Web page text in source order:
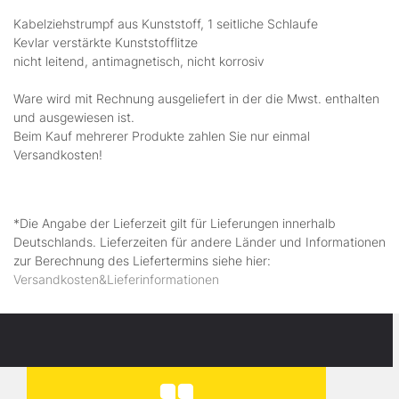
Kabelziehstrumpf aus Kunststoff, 1 seitliche Schlaufe
Kevlar verstärkte Kunststofflitze
nicht leitend, antimagnetisch, nicht korrosiv
Ware wird mit Rechnung ausgeliefert in der die Mwst. enthalten
und ausgewiesen ist.
Beim Kauf mehrerer Produkte zahlen Sie nur einmal
Versandkosten!
*Die Angabe der Lieferzeit gilt für Lieferungen innerhalb
Deutschlands. Lieferzeiten für andere Länder und Informationen
zur Berechnung des Liefertermins siehe hier:
Versandkosten&Lieferinformationen